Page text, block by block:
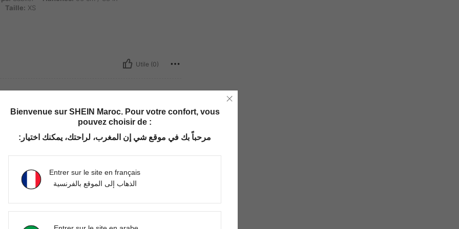
Taille: XS
Utile (0)
Utile (0)
Bienvenue sur SHEIN Maroc. Pour votre confort, vous
pouvez choisir de :
مرحباً بك في موقع شي إن المغرب، لراحتك، يمكنك اختيار:
Entrer sur le site en français
الذهاب إلى الموقع بالفرنسية